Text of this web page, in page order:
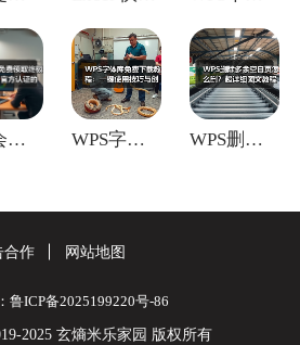
WPS会员免费领取终极攻略：8个官方认证 WPS字体库免费下载教程：一键使用技巧与 WPS删除多余空白页怎么删？超详细图文教
合作 网站地图
鲁ICP备2025199220号-86
2025 玄熵米乐家园 版权所有